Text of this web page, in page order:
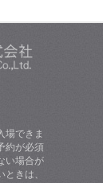
場できま
約が必須
い場合が
きは、